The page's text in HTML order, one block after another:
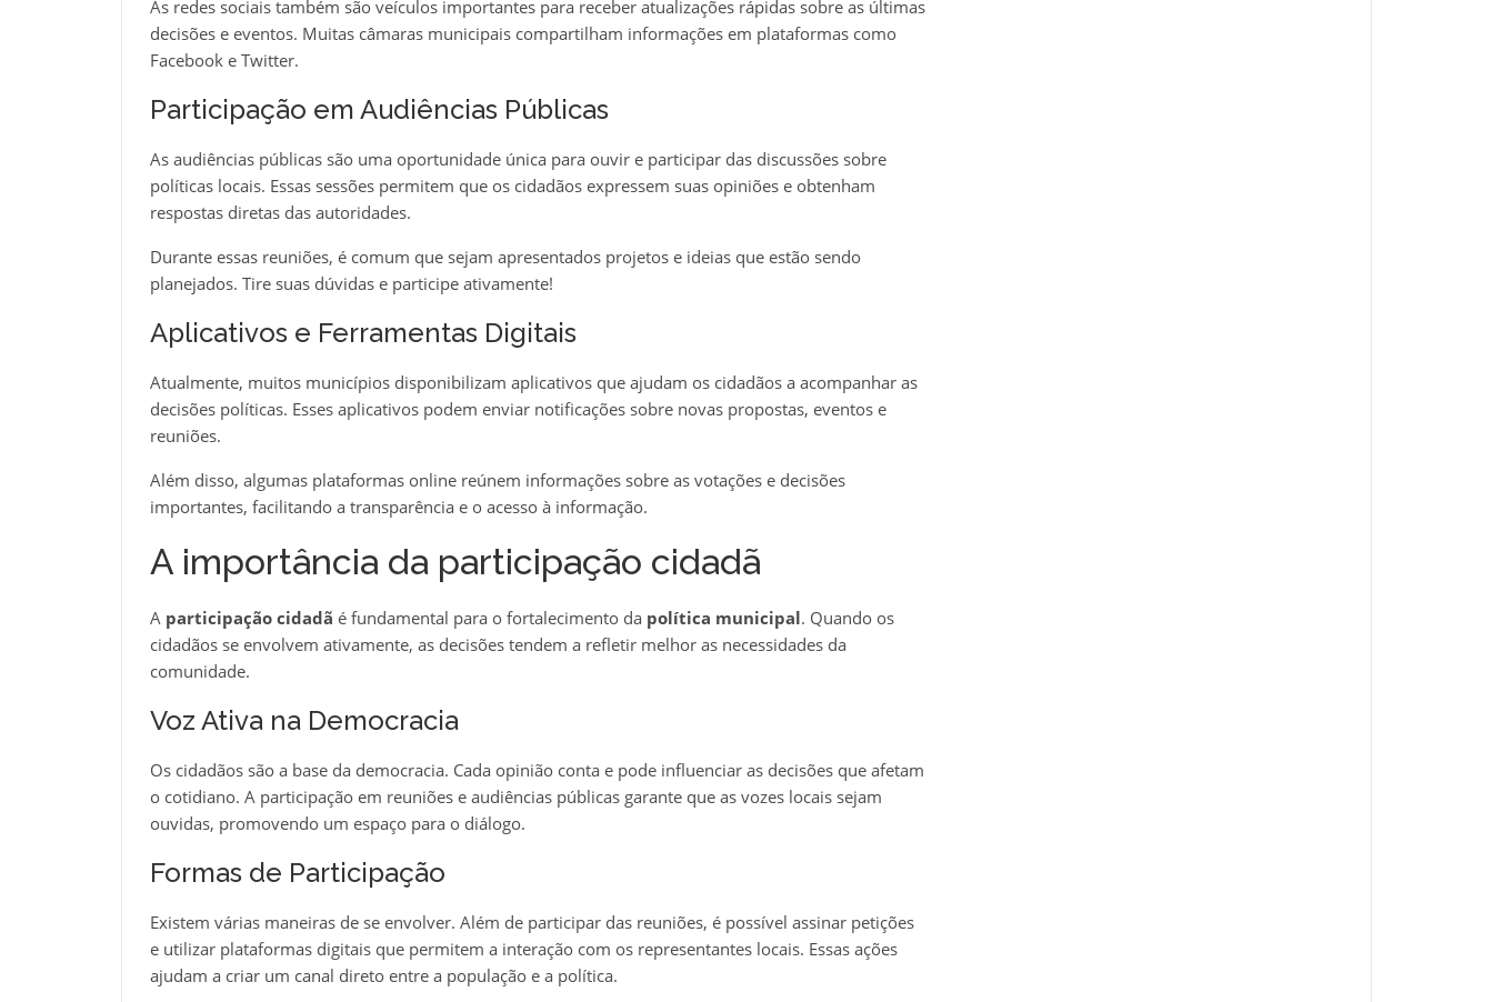
As redes sociais também são veículos importantes para receber atualizações rápidas sobre as últimas
decisões e eventos. Muitas câmaras municipais compartilham informações em plataformas como
Facebook e Twitter.
Participação em Audiências Públicas
As audiências públicas são uma oportunidade única para ouvir e participar das discussões sobre
políticas locais. Essas sessões permitem que os cidadãos expressem suas opiniões e obtenham
respostas diretas das autoridades.
Durante essas reuniões, é comum que sejam apresentados projetos e ideias que estão sendo
planejados. Tire suas dúvidas e participe ativamente!
Aplicativos e Ferramentas Digitais
Atualmente, muitos municípios disponibilizam aplicativos que ajudam os cidadãos a acompanhar as
decisões políticas. Esses aplicativos podem enviar notificações sobre novas propostas, eventos e
reuniões.
Além disso, algumas plataformas online reúnem informações sobre as votações e decisões
importantes, facilitando a transparência e o acesso à informação.
A importância da participação cidadã
A participação cidadã é fundamental para o fortalecimento da política municipal. Quando os
cidadãos se envolvem ativamente, as decisões tendem a refletir melhor as necessidades da
comunidade.
Voz Ativa na Democracia
Os cidadãos são a base da democracia. Cada opinião conta e pode influenciar as decisões que afetam
o cotidiano. A participação em reuniões e audiências públicas garante que as vozes locais sejam
ouvidas, promovendo um espaço para o diálogo.
Formas de Participação
Existem várias maneiras de se envolver. Além de participar das reuniões, é possível assinar petições
e utilizar plataformas digitais que permitem a interação com os representantes locais. Essas ações
ajudam a criar um canal direto entre a população e a política.